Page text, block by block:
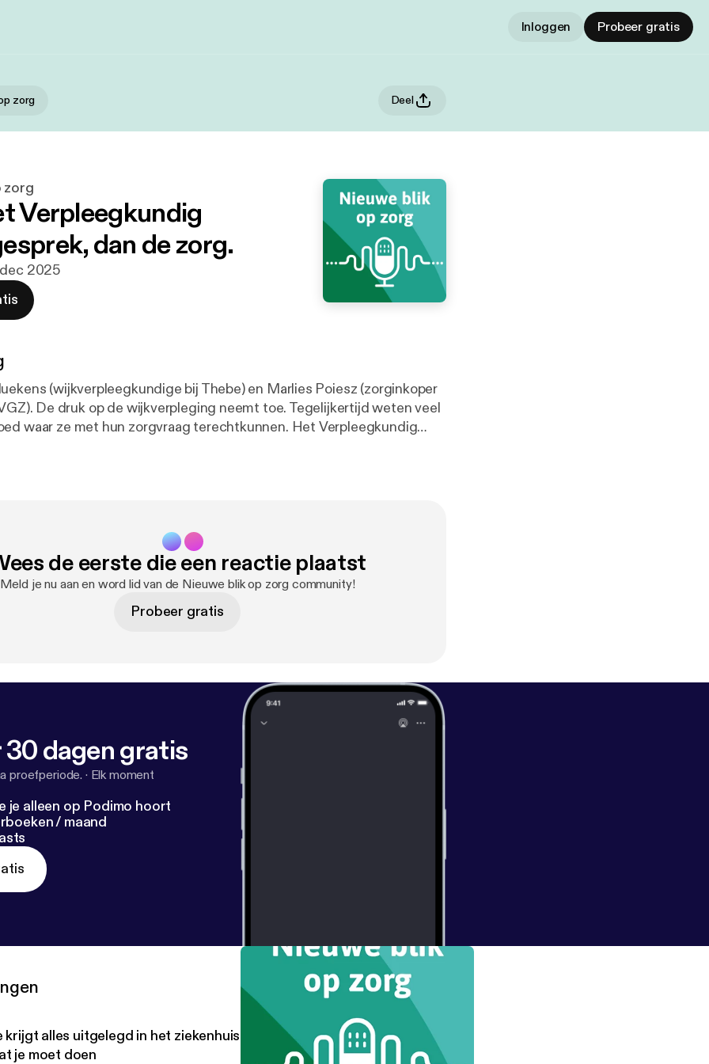
Inloggen Probeer gratis
zorg Deel
zorg
Verpleegkundig
dan de zorg.
2025
(wijkverpleegkundige bij Thebe) en Marlies Poiesz (zorginkoper
weten veel
waar ze met hun zorgvraag terechtkunnen. Het Verpleegkundig
Thebe en
de eerste die een reactie plaatst
Meld je nu aan en word lid van de Nieuwe blik op zorg community!
Probeer gratis
30 dagen gratis
proefperiode. · Elk moment
je alleen op Podimo hoort
/ maand
krijgt alles uitgelegd in het ziekenhuis… en toch weet je daarna niet
je moet doen